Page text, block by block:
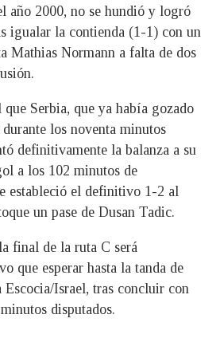
año 2000, no se hundió y logró
igualar la contienda (1-1) con un
Mathias Normann a falta de dos
Serbia, que ya había gozado
los noventa minutos
definitivamente la balanza a su
a los 102 minutos de
estableció el definitivo 1-2 al
un pase de Dusan Tadic.
final de la ruta C será
que esperar hasta la tanda de
Escocia/Israel, tras concluir con
disputados.